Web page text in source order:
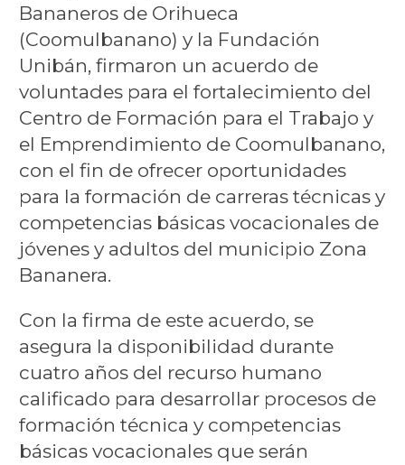
Bananeros de Orihueca
(Coomulbanano) y la Fundación
Unibán, firmaron un acuerdo de
voluntades para el fortalecimiento del
Centro de Formación para el Trabajo y
el Emprendimiento de Coomulbanano,
con el fin de ofrecer oportunidades
para la formación de carreras técnicas y
competencias básicas vocacionales de
jóvenes y adultos del municipio Zona
Bananera.
Con la firma de este acuerdo, se
asegura la disponibilidad durante
cuatro años del recurso humano
calificado para desarrollar procesos de
formación técnica y competencias
básicas vocacionales que serán